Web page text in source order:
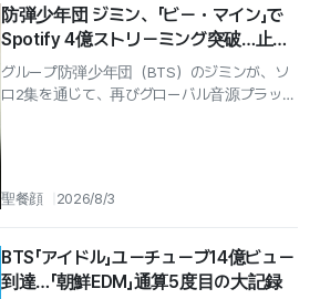
防弾少年団 ジミン、「ビー・マイン」で
Spotify 4億ストリーミング突破…止ま
らないグローバル音源パワー
グループ防弾少年団（BTS）のジミンが、ソ
ロ2集を通じて、再びグローバル音源プラット
聖餐顔 2026/8/3
BTS「アイドル」ユーチューブ14億ビュー
到達…「朝鮮EDM」通算5度目の大記録